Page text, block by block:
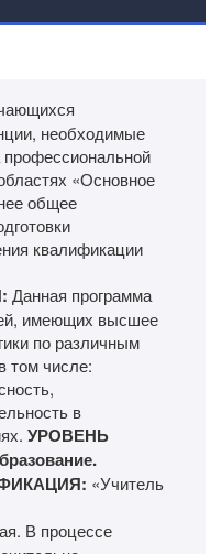
необходимые
«Основное
общее
квалификации
Данная программа
имеющих высшее
по различным
том числе:
в
УРОВЕНЬ
«Учитель
В процессе